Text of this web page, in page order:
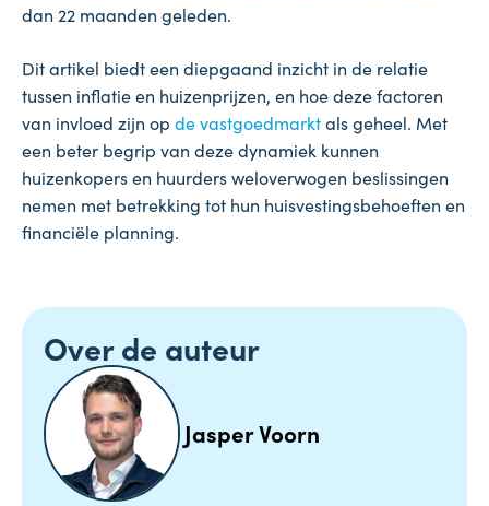
dan 22 maanden geleden.
Dit artikel biedt een diepgaand inzicht in de relatie
tussen inflatie en huizenprijzen, en hoe deze factoren
van invloed zijn op de vastgoedmarktals geheel. Met
een beter begrip van deze dynamiek kunnen
huizenkopers en huurders weloverwogen beslissingen
nemen met betrekking tot hun huisvestingsbehoeften en
financiële planning.
Over de auteur
Jasper Voorn